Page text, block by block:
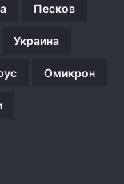
Песков
Украина
Омикрон